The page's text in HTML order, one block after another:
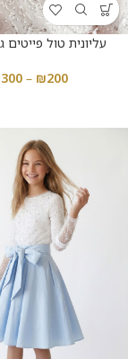
עליונית טול פייטים
₪200
–
300